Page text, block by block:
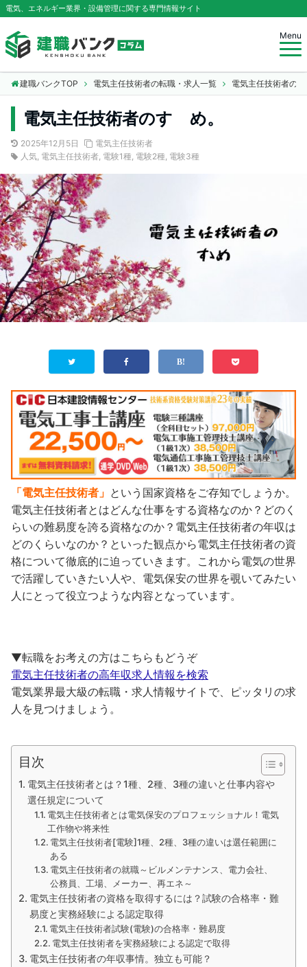
電気、エネルギー業界・設備管理に関する専門情報サイト
Menu
建職バンクTOP 電気主任技術者の転職・求人一覧 電気主任技術者の
電気主任技術者のすゝめ。
2025年12月5日
電気主任技術者
人気, 電気主任技術者, 電験1種, 電験2種, 電験3種
「電気主任技術者」 という国家資格をご存知でしょうか。
電気主任技術者とはどんな仕事をする資格なのか？どのく
らいの難易度を誇る資格なのか？電気主任技術者の年収は
どのくらいなのか？といった観点から電気主任技術者の資
格について徹底的に迫っていきます。これから電気の世界
で活躍していきたい人や、電気保安の世界を覗いてみたい
人にとって役立つような内容となっています。
▼転職をお考えの方はこちらもどうぞ
電気主任技術者の高年収求人情報を検索
電気業界最大級の転職・求人情報サイトで、ピッタリの求
人を見つけましょう。
目次
電気主任技術者とは？1種、2種、3種の違いと仕事内容や
選任規定について
電気主任技術者とは電気保安のプロフェッショナル！電気
工作物や将来性
電気主任技術者[電験]1種、2種、3種の違いは選任範囲に
ある
電気主任技術者の就職～ビルメンテナンス、電力会社、
公務員、工場、メーカー、再エネ～
電気主任技術者の資格を取得するには？試験の合格率・難
易度と実務経験による認定取得
電気主任技術者試験(電験)の合格率・難易度
電気主任技術者を実務経験による認定で取得
電気主任技術者の年収事情。独立も可能？